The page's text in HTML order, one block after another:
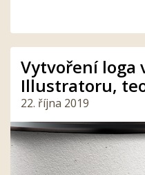
Vytvoření loga
Illustratoru,
22. října 2019